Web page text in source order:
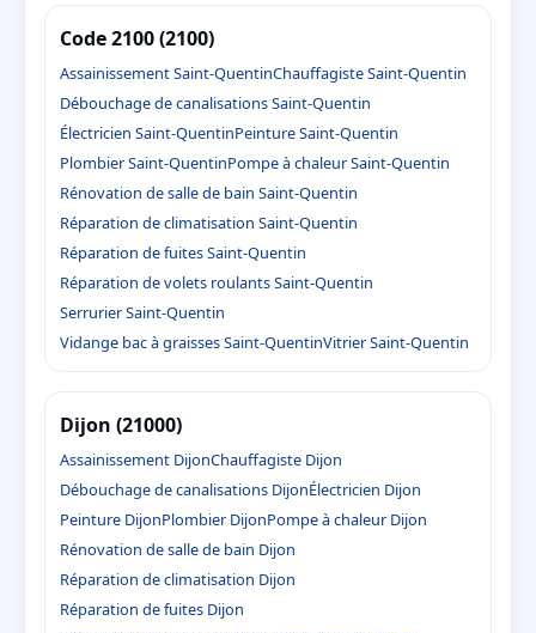
Code 2100 (2100)
Assainissement Saint-QuentinChauffagiste Saint-Quentin
Débouchage de canalisations Saint-Quentin
Électricien Saint-QuentinPeinture Saint-Quentin
Plombier Saint-QuentinPompe à chaleur Saint-Quentin
Rénovation de salle de bain Saint-Quentin
Réparation de climatisation Saint-Quentin
Réparation de fuites Saint-Quentin
Réparation de volets roulants Saint-Quentin
Serrurier Saint-Quentin
Vidange bac à graisses Saint-QuentinVitrier Saint-Quentin
Dijon (21000)
Assainissement DijonChauffagiste Dijon
Débouchage de canalisations DijonÉlectricien Dijon
Peinture DijonPlombier DijonPompe à chaleur Dijon
Rénovation de salle de bain Dijon
Réparation de climatisation Dijon
Réparation de fuites Dijon